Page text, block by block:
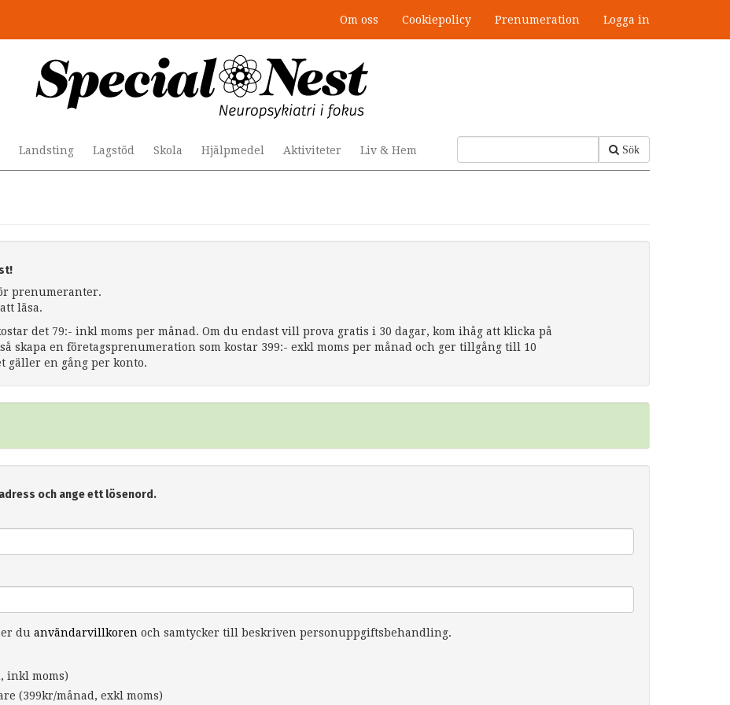
Om oss Cookiepolicy Prenumeration Logga in
Sök
Landsting Lagstöd Skola Hjälpmedel Aktiviteter Liv & Hem
prenumeranter.
läsa.
det 79:- inkl moms per månad. Om du endast vill prova gratis i 30 dagar, kom ihåg att klicka på
skapa en företagsprenumeration som kostar 399:- exkl moms per månad och ger tillgång till 10
gäller en gång per konto.
och ange ett lösenord.
du användarvillkoren och samtycker till beskriven personuppgiftsbehandling.
inkl moms)
(399kr/månad, exkl moms)